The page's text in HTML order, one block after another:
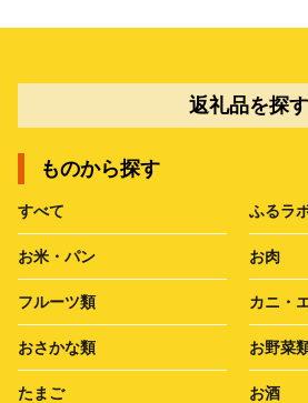
返礼品を探す
ものから探す
すべて ふるラ
お米・パン お肉
フルーツ類 カニ・
おさかな類 お野菜
たまご お酒